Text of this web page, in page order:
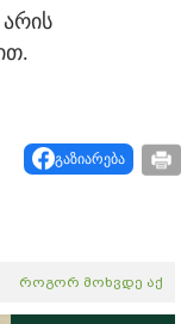
გაზიარება
როგორ მოხვდე აქ